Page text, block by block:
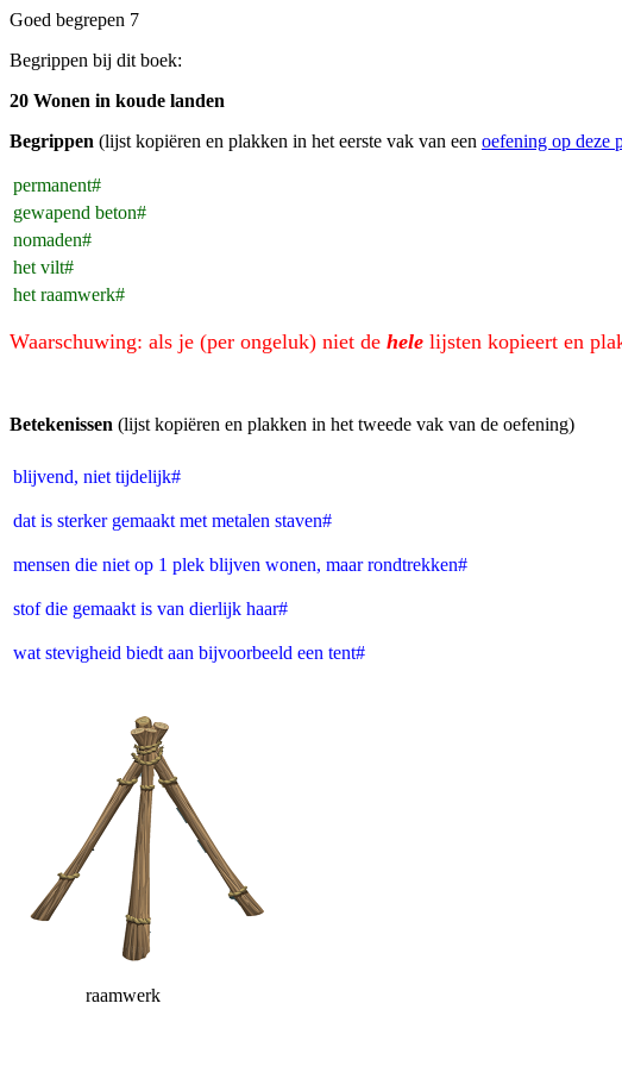
Goed begrepen 7
Begrippen bij dit boek:
20 Wonen in koude landen
Begrippen (lijst kopiëren en plakken in het eerste vak van een oefening op deze
permanent#
gewapend beton#
nomaden#
het vilt#
het raamwerk#
Waarschuwing: als je (per ongeluk) niet de hele lijsten kopieert en
Betekenissen (lijst kopiëren en plakken in het tweede vak van de oefening)
blijvend, niet tijdelijk#
dat is sterker gemaakt met metalen staven#
mensen die niet op 1 plek blijven wonen, maar rondtrekken#
stof die gemaakt is van dierlijk haar#
wat stevigheid biedt aan bijvoorbeeld een tent#
raamwerk